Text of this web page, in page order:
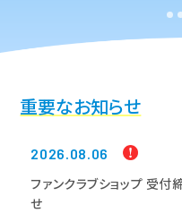
重要なお知らせ
2026.08.06
ファンクラブショップ 受
せ